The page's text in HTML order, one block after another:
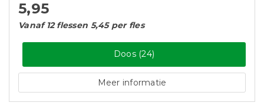
5,95
Vanaf 12 flessen 5,45 per fles
Doos (24)
Meer informatie